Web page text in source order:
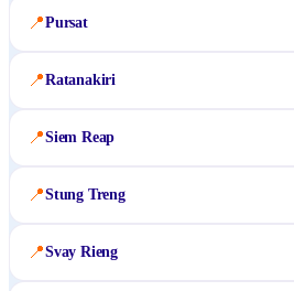
📍Pursat
📍Ratanakiri
📍Siem Reap
📍Stung Treng
📍Svay Rieng